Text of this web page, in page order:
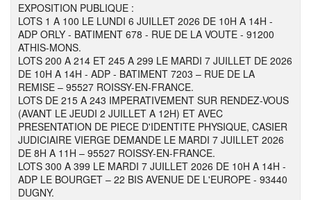
EXPOSITION PUBLIQUE :
LOTS 1 A 100 LE LUNDI 6 JUILLET 2026 DE 10H A 14H -
ADP ORLY - BATIMENT 678 - RUE DE LA VOUTE - 91200
ATHIS-MONS.
LOTS 200 A 214 ET 245 A 299 LE MARDI 7 JUILLET DE 2026
DE 10H A 14H - ADP - BATIMENT 7203 – RUE DE LA
REMISE – 95527 ROISSY-EN-FRANCE.
LOTS DE 215 A 243 IMPERATIVEMENT SUR RENDEZ-VOUS
(AVANT LE JEUDI 2 JUILLET A 12H) ET AVEC
PRESENTATION DE PIECE D'IDENTITE PHYSIQUE, CASIER
JUDICIAIRE VIERGE DEMANDE LE MARDI 7 JUILLET 2026
DE 8H A 11H – 95527 ROISSY-EN-FRANCE.
LOTS 300 A 399 LE MARDI 7 JUILLET 2026 DE 10H A 14H -
ADP LE BOURGET – 22 BIS AVENUE DE L'EUROPE - 93440
DUGNY.